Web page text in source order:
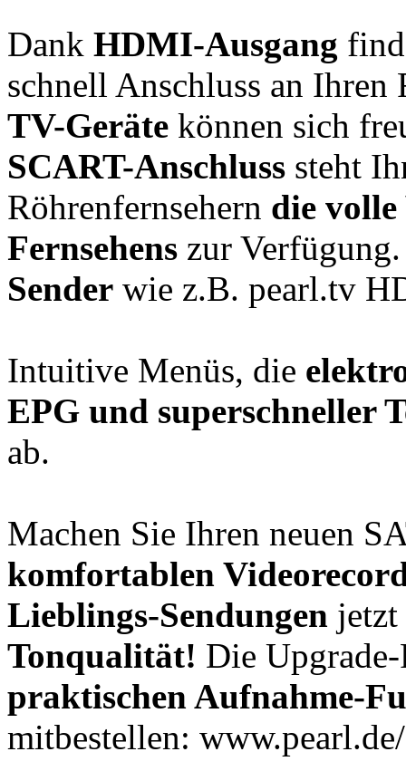
Dank HDMI-Ausgang
schnell Anschluss an Ihren
TV-Geräte können sich
SCART-Anschluss steht
Röhrenfernsehern die
Fernsehens zur
Sender wie z.B. pearl.tv
Intuitive Menüs, die
EPG und superschneller
ab.
Machen Sie Ihren neuen
komfortablen
Lieblings-Sendungen jetzt
Tonqualität! Die
praktischen Aufnahme-
mitbestellen: